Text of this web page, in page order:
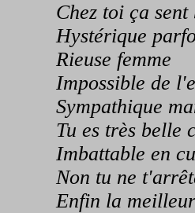
Chez toi ça sent
Hystérique
Rieuse femme
Impossible de
Sympathique
Tu es très belle
Imbattable en
Non tu ne
Enfin la